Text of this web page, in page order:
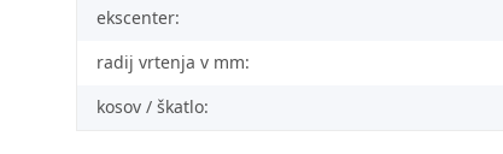
ekscenter:
radij vrtenja v mm:
kosov / škatlo: